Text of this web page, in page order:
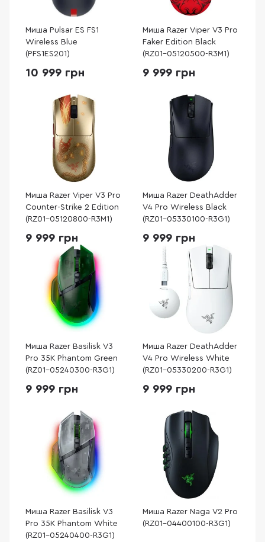
Миша Pulsar ES FS1
Wireless Blue
(PFS1ES201)
10 999 грн
Миша Razer Viper V3 Pro
Faker Edition Black
(RZ01-05120500-R3M1)
9 999 грн
Миша Razer Viper V3 Pro
Counter-Strike 2 Edition
(RZ01-05120800-R3M1)
9 999 грн
Миша Razer DeathAdder
V4 Pro Wireless Black
(RZ01-05330100-R3G1)
9 999 грн
Миша Razer Basilisk V3
Pro 35K Phantom Green
(RZ01-05240300-R3G1)
9 999 грн
Миша Razer DeathAdder
V4 Pro Wireless White
(RZ01-05330200-R3G1)
9 999 грн
Миша Razer Basilisk V3
Pro 35K Phantom White
(RZ01-05240400-R3G1)
Миша Razer Naga V2 Pro
(RZ01-04400100-R3G1)